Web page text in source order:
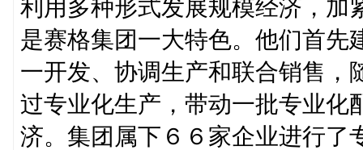
利用多种形式发展规模经济，加
是赛格集团一大特色。他们首先
一开发、协调生产和联合销售，
过专业化生产，带动一批专业化
济。集团属下６６家企业进行了